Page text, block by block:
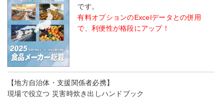
です。
有料オプションのExcelデータとの併用
で、利便性が格段にアップ！
【地方自治体・支援関係者必携】
現場で役立つ 災害時炊き出しハンドブック